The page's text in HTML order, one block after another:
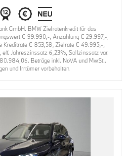
GmbH. BMW Zielratenkredit für das
€ 99.990,-, Anzahlung € 29.997,-,
Kreditrate € 853,58, Zielrate € 49.995,-,
Jahreszinssatz 6,23%, Sollzinssatz var.
Beträge inkl. NoVA und MwSt..
und Irrtümer vorbehalten.